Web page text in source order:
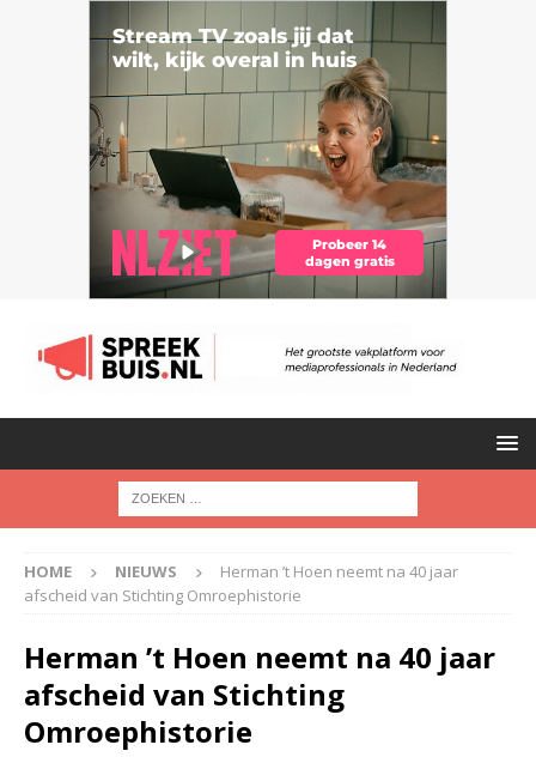
HOME NIEUWS
Herman ’t Hoen neemt na 40 jaar
afscheid van Stichting Omroephistorie
Herman ’t Hoen neemt na 40 jaar
afscheid van Stichting
Omroephistorie